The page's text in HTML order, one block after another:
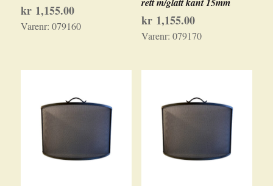
kr1,155.00
Varenr: 079160 kr1,155.00
Varenr: 079170